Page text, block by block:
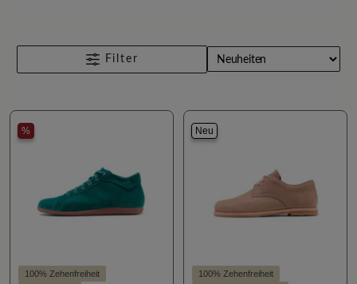
Filter
%
100% Zehenfreiheit
Neu
100% Zehenfreiheit